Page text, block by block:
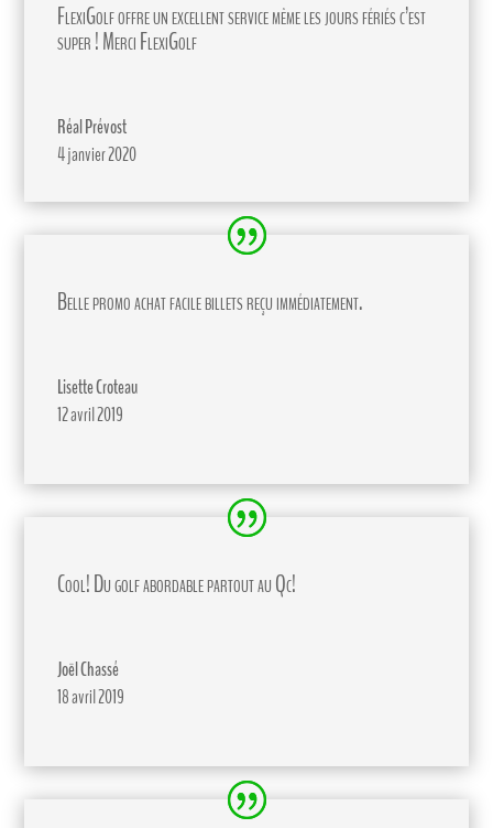
FlexiGolf offre un excellent service même les jours fériés c’est
super ! Merci FlexiGolf
Réal Prévost
4 janvier 2020
Belle promo achat facile billets reçu immédiatement.
Lisette Croteau
12 avril 2019
Cool! Du golf abordable partout au Qc!
Joël Chassé
18 avril 2019